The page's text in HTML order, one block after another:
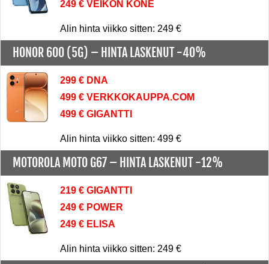
249 € VEIKON KONE
Alin hinta viikko sitten: 249 €
HONOR 600 (5G) – HINTA LASKENUT -40%
299 € DNA
499 € VERKKOKAUPPA.COM
499 € GIGANTTI
Alin hinta viikko sitten: 499 €
MOTOROLA MOTO G67 – HINTA LASKENUT -12%
219 € GIGANTTI
249 € POWER
249 € ELISA
Alin hinta viikko sitten: 249 €